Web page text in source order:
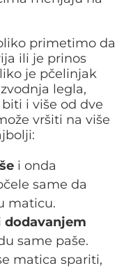
primetimo da
ili je prinos
je pčelinjak
legla,
i više od dve
vršiti na više
i onda
same da
maticu.
dodavanjem
same paše.
matica spariti,